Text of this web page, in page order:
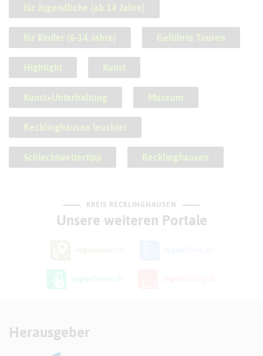
für Jugendliche (ab 14 Jahre)
für Kinder (6-14 Jahre) Geführte Touren
Highlight Kunst
Kunst+Unterhaltung Museum
Recklinghausen leuchtet
Schlechtwettertipp Recklinghausen
KREIS RECKLINGHAUSEN
Unsere weiteren Portale
Herausgeber